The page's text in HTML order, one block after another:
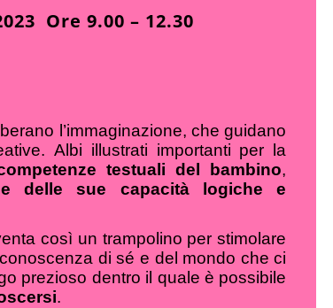
Ore 9.00 – 12.30
l’immaginazione, che guidano
Albi illustrati importanti per la
testuali del bambino,
delle sue capacità logiche e
così un trampolino per stimolare
di sé e del mondo che ci
prezioso dentro il quale è possibile
.